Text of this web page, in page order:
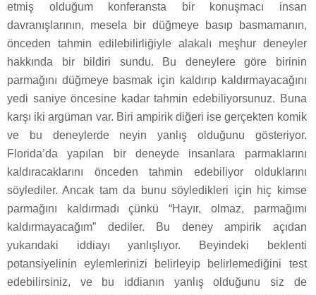
etmiş olduğum konferansta bir konuşmacı insan
davranışlarının, mesela bir düğmeye basıp basmamanın,
önceden tahmin edilebilirliğiyle alakalı meşhur deneyler
hakkında bir bildiri sundu. Bu deneylere göre birinin
parmağını düğmeye basmak için kaldırıp kaldırmayacağını
yedi saniye öncesine kadar tahmin edebiliyorsunuz. Buna
karşı iki argüman var. Biri ampirik diğeri ise gerçekten komik
ve bu deneylerde neyin yanlış olduğunu gösteriyor.
Florida’da yapılan bir deneyde insanlara parmaklarını
kaldıracaklarını önceden tahmin edebiliyor olduklarını
söylediler. Ancak tam da bunu söyledikleri için hiç kimse
parmağını kaldırmadı çünkü “Hayır, olmaz, parmağımı
kaldırmayacağım” dediler. Bu deney ampirik açıdan
yukarıdaki iddiayı yanlışlıyor. Beyindeki beklenti
potansiyelinin eylemlerinizi belirleyip belirlemediğini test
edebilirsiniz, ve bu iddianın yanlış olduğunu siz de